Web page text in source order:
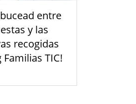
entre
y las
recogidas
TIC!